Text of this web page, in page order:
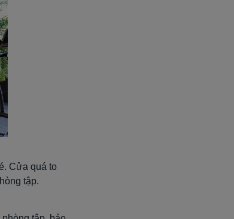
Cửa quá to
tập.